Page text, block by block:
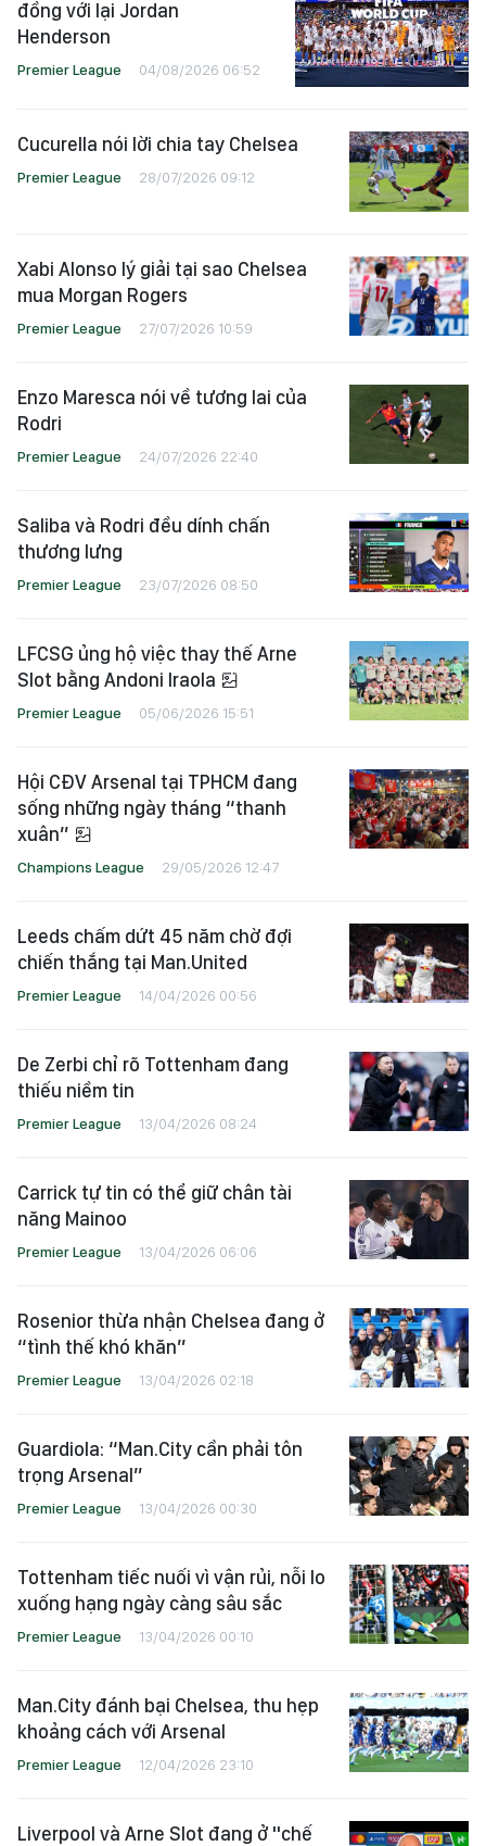
đồng với lại Jordan
Henderson
Premier League 04/08/2026 06:52
Cucurella nói lời chia tay Chelsea
Premier League 28/07/2026 09:12
Xabi Alonso lý giải tại sao Chelsea
mua Morgan Rogers
Premier League 27/07/2026 10:59
Enzo Maresca nói về tương lai của
Rodri
Premier League 24/07/2026 22:40
Saliba và Rodri đều dính chấn
thương lưng
Premier League 23/07/2026 08:50
LFCSG ủng hộ việc thay thế Arne
Slot bằng Andoni Iraola
Premier League 05/06/2026 15:51
Hội CĐV Arsenal tại TPHCM đang
sống những ngày tháng “thanh
xuân”
Champions League 29/05/2026 12:47
Leeds chấm dứt 45 năm chờ đợi
chiến thắng tại Man.United
Premier League 14/04/2026 00:56
De Zerbi chỉ rõ Tottenham đang
thiếu niềm tin
Premier League 13/04/2026 08:24
Carrick tự tin có thể giữ chân tài
năng Mainoo
Premier League 13/04/2026 06:06
Rosenior thừa nhận Chelsea đang ở
“tình thế khó khăn”
Premier League 13/04/2026 02:18
Guardiola: “Man.City cần phải tôn
trọng Arsenal”
Premier League 13/04/2026 00:30
Tottenham tiếc nuối vì vận rủi, nỗi lo
xuống hạng ngày càng sâu sắc
Premier League 13/04/2026 00:10
Man.City đánh bại Chelsea, thu hẹp
khoảng cách với Arsenal
Premier League 12/04/2026 23:10
Liverpool và Arne Slot đang ở "chế